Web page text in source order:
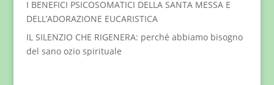
I BENEFICI PSICOSOMATICI DELLA SANTA MESSA E
DELL’ADORAZIONE EUCARISTICA
IL SILENZIO CHE RIGENERA: perché abbiamo bisogno
del sano ozio spirituale